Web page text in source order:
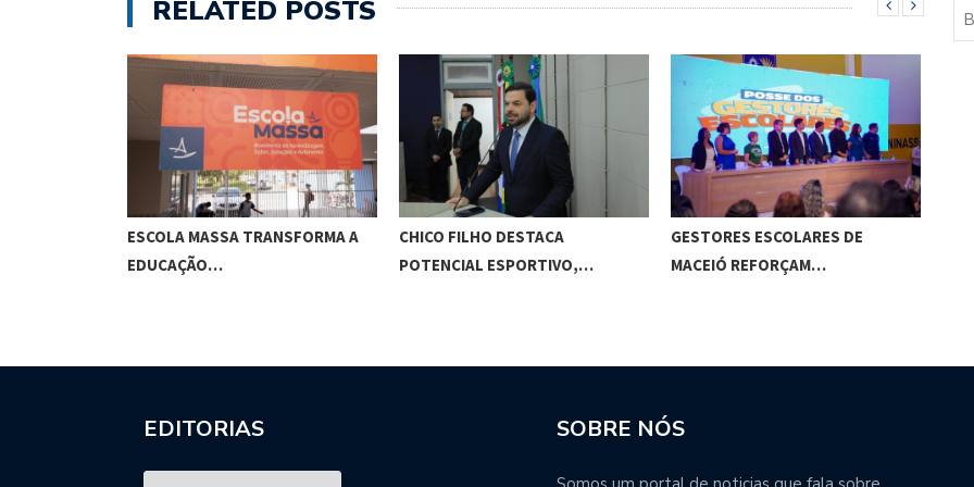
RELATED POSTS
ESCOLA MASSA TRANSFORMA A
EDUCAÇÃO…
CHICO FILHO DESTACA
POTENCIAL ESPORTIVO,…
GESTORES ESCOLARES DE
MACEIÓ REFORÇAM…
EDITORIAS SOBRE NÓS